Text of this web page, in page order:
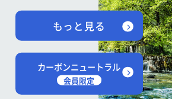
もっと見る
カーボンニュートラル
会員限定